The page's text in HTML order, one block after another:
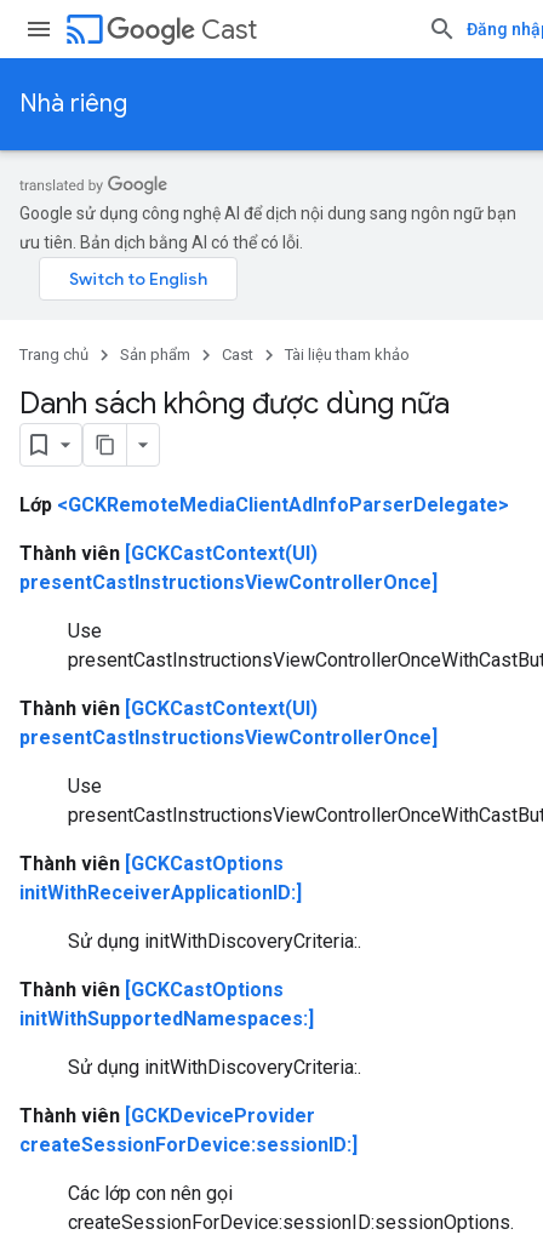
cast Cast Đăng
Nhà riêng
Google sử dụng công nghệ AI để dịch nội dung sang ngôn ngữ bạn
ưu tiên. Bản dịch bằng AI có thể có lỗi.
Trang chủ Sản phẩm Cast Tài liệu tham khảo
Danh sách không được dùng nữa
Lớp <GCKRemoteMediaClientAdInfoParserDelegate>
Thành viên [GCKCastContext(UI)
presentCastInstructionsViewControllerOnce]
Use
Thành viên [GCKCastContext(UI)
presentCastInstructionsViewControllerOnce]
Use
Thành viên [GCKCastOptions
initWithReceiverApplicationID:]
Sử dụng initWithDiscoveryCriteria:.
Thành viên [GCKCastOptions
initWithSupportedNamespaces:]
Sử dụng initWithDiscoveryCriteria:.
Thành viên [GCKDeviceProvider
createSessionForDevice:sessionID:]
Các lớp con nên gọi
createSessionForDevice:sessionID:sessionOptions.